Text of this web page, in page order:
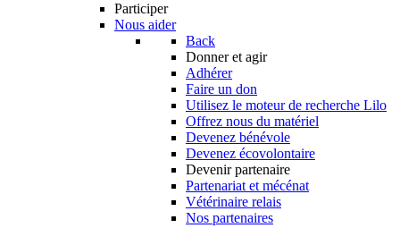
Participer
Nous aider
Back
Donner et agir
Adhérer
Faire un don
Utilisez le moteur de recherche Lilo
Offrez nous du matériel
Devenez bénévole
Devenez écovolontaire
Devenir partenaire
Partenariat et mécénat
Vétérinaire relais
Nos partenaires